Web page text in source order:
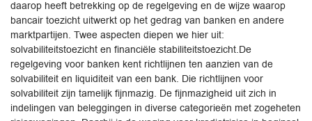
daarop heeft betrekking op de regelgeving en de wijze waarop
bancair toezicht uitwerkt op het gedrag van banken en andere
marktpartijen. Twee aspecten diepen we hier uit:
solvabiliteitstoezicht en financiële stabiliteitstoezicht.De
regelgeving voor banken kent richtlijnen ten aanzien van de
solvabiliteit en liquiditeit van een bank. Die richtlijnen voor
solvabiliteit zijn tamelijk fijnmazig. De fijnmazigheid uit zich in
indelingen van beleggingen in diverse categorieën met zogeheten